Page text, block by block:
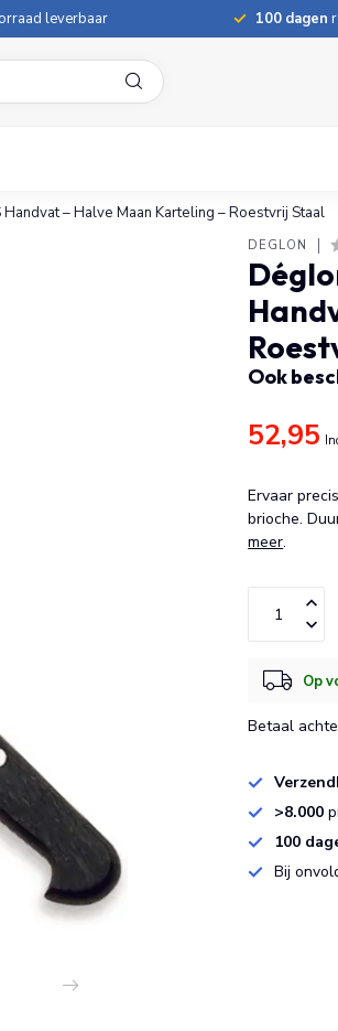
leverbaar 100 dagen
– Halve Maan Karteling – Roestvrij Staal
DÉGLON
Ook
52,95
Ervaar
brioche.
meer.
Op
Betaal
>8.000
100
Bij